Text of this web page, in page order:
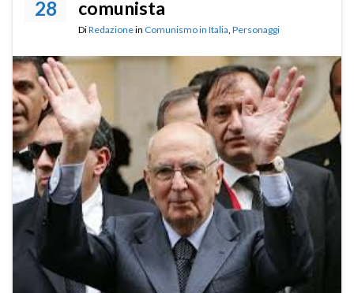
28 comunista
DiRedazionein Comunismo in Italia Personaggi